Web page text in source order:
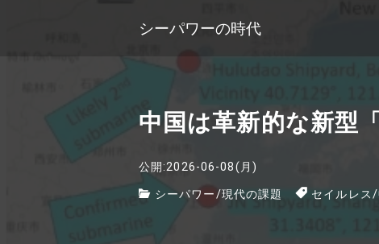
シーパワーの時代
中国は革新的な新型
公開:2026-06-08(月)
シーパワー/現代の課題 セイルレス/